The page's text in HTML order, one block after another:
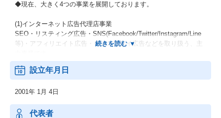
◆現在、大きく4つの事業を展開しております。
(1)インターネット広告代理店事業
SEO・リスティング広告・SNS(Facebook/Twitter/Instagram/Line
等)・アフィリエイト広告・ディスプレイ広告などを取り扱う、主
(2)アドテクノロジー事業
配信システム)開発・販売を始め、動画広告ネットワークを扱って
います。
設立年月日
2001年 1月 4日
代表者